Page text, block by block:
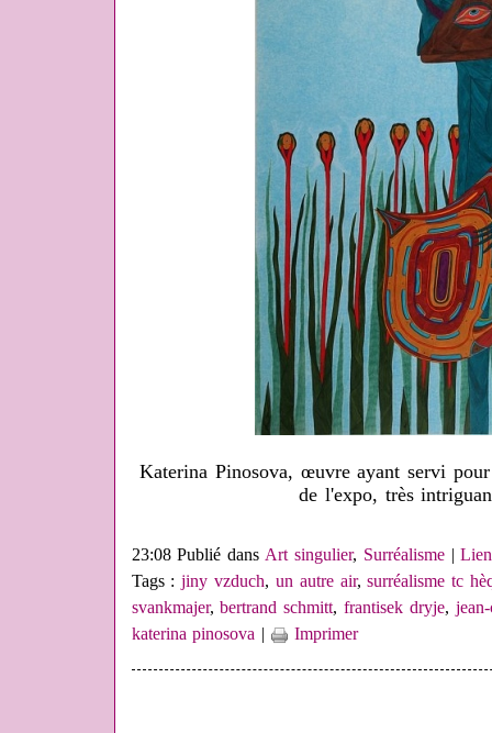
Katerina Pinosova, œuvre ayant servi
de l'expo, très
23:08 Publié dansArt singulier, Surréalisme|
Tags :jiny vzduch, un autre air,surréalisme tc
svankmajer,bertrand schmitt,frantisek dryje,
katerina pinosova | Imprimer